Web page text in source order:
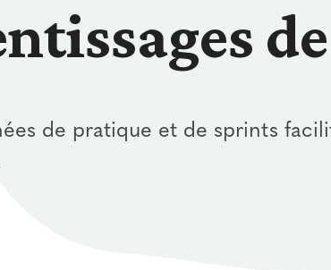
de pratique et de sprints